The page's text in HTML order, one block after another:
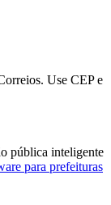
Use CEP e
pública inteligente
para prefeituras